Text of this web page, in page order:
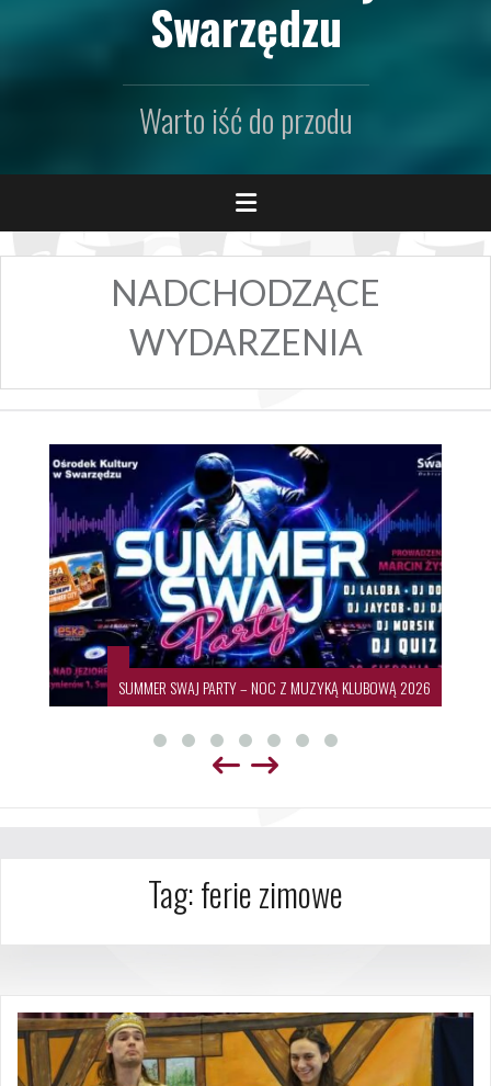
Swarzędzu
Warto iść do przodu
NADCHODZĄCE
WYDARZENIA
SUMMER SWAJ PARTY – NOC Z MUZYKĄ KLUBOWĄ 2026
Tag:ferie zimowe